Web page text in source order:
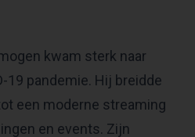
kwam sterk naar
19 pandemie. Hij breidde
een moderne streaming
en events. Zijn